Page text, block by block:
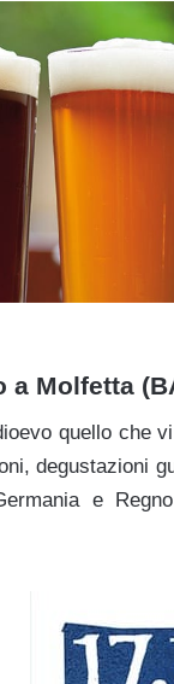
a Molfetta
quello che
degustazioni
e